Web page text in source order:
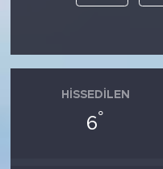
HISSEDILEN
6°